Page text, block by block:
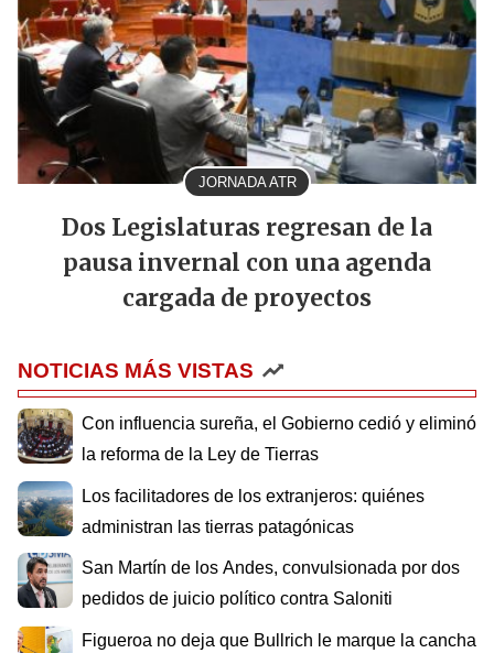
JORNADA ATR
Dos Legislaturas regresan de la
pausa invernal con una agenda
cargada de proyectos
NOTICIAS MÁS VISTAS
Con influencia sureña, el Gobierno cedió y eliminó
la reforma de la Ley de Tierras
Los facilitadores de los extranjeros: quiénes
administran las tierras patagónicas
San Martín de los Andes, convulsionada por dos
pedidos de juicio político contra Saloniti
Figueroa no deja que Bullrich le marque la cancha